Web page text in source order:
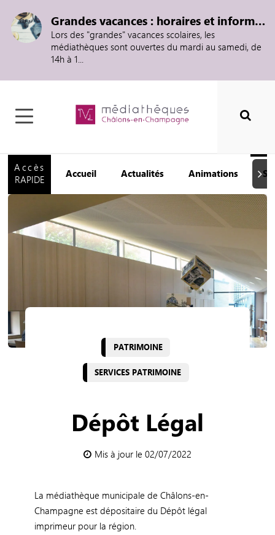
Grandes vacances : horaires et informations
Lors des "grandes" vacances scolaires, les
médiathèques sont ouvertes du mardi au samedi, de
14h à 1...
Accès
RAPIDE
Accueil Actualités Animations
PATRIMOINE
SERVICES PATRIMOINE
Dépôt Légal
Mis à jour le 02/07/2022
La médiathèque municipale de Châlons-en-
Champagne est dépositaire du Dépôt légal
imprimeur pour la région.